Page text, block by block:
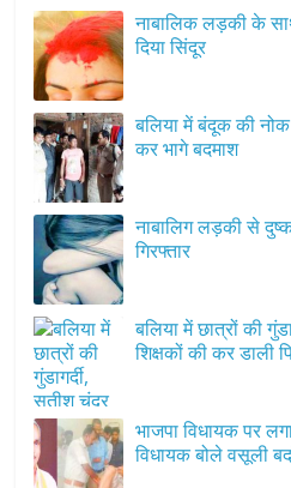
नाबालिक लड़की के
दिया सिंदूर
बलिया में बंदूक की
कर भागे बदमाश
नाबालिग लड़की से
गिरफ्तार
बलिया में छात्रों की
शिक्षकों की कर डाली
भाजपा विधायक पर
विधायक बोले वसूली